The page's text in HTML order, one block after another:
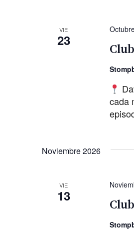
VIE
23
cada
Noviembre 2026
VIE
13